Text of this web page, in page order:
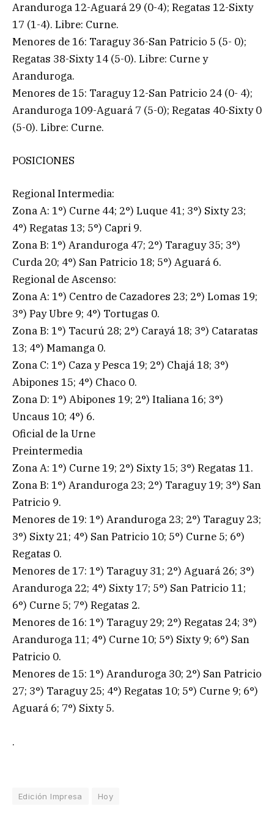
Aranduroga 12-Aguará 29 (0-4); Regatas 12-Sixty
17 (1-4). Libre: Curne.
Menores de 16: Taraguy 36-San Patricio 5 (5- 0);
Regatas 38-Sixty 14 (5-0). Libre: Curne y
Aranduroga.
Menores de 15: Taraguy 12-San Patricio 24 (0- 4);
Aranduroga 109-Aguará 7 (5-0); Regatas 40-Sixty 0
(5-0). Libre: Curne.
POSICIONES
Regional Intermedia:
Zona A: 1°) Curne 44; 2°) Luque 41; 3°) Sixty 23;
4°) Regatas 13; 5°) Capri 9.
Zona B: 1°) Aranduroga 47; 2°) Taraguy 35; 3°)
Curda 20; 4°) San Patricio 18; 5°) Aguará 6.
Regional de Ascenso:
Zona A: 1°) Centro de Cazadores 23; 2°) Lomas 19;
3°) Pay Ubre 9; 4°) Tortugas 0.
Zona B: 1°) Tacurú 28; 2°) Carayá 18; 3°) Cataratas
13; 4°) Mamanga 0.
Zona C: 1°) Caza y Pesca 19; 2°) Chajá 18; 3°)
Abipones 15; 4°) Chaco 0.
Zona D: 1°) Abipones 19; 2°) Italiana 16; 3°)
Uncaus 10; 4°) 6.
Oficial de la Urne
Preintermedia
Zona A: 1°) Curne 19; 2°) Sixty 15; 3°) Regatas 11.
Zona B: 1°) Aranduroga 23; 2°) Taraguy 19; 3°) San
Patricio 9.
Menores de 19: 1°) Aranduroga 23; 2°) Taraguy 23;
3°) Sixty 21; 4°) San Patricio 10; 5°) Curne 5; 6°)
Regatas 0.
Menores de 17: 1°) Taraguy 31; 2°) Aguará 26; 3°)
Aranduroga 22; 4°) Sixty 17; 5°) San Patricio 11;
6°) Curne 5; 7°) Regatas 2.
Menores de 16: 1°) Taraguy 29; 2°) Regatas 24; 3°)
Aranduroga 11; 4°) Curne 10; 5°) Sixty 9; 6°) San
Patricio 0.
Menores de 15: 1°) Aranduroga 30; 2°) San Patricio
27; 3°) Taraguy 25; 4°) Regatas 10; 5°) Curne 9; 6°)
Aguará 6; 7°) Sixty 5.
.
Edición Impresa Hoy